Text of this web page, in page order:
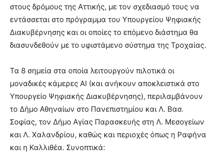
στους δρόμους της Αττικής, με τον σχεδιασμό τους να
εντάσσεται στο πρόγραμμα του Υπουργείου Ψηφιακής
Διακυβέρνησης και οι οποίες το επόμενο διάστημα θα
διασυνδεθούν με το υφιστάμενο σύστημα της Τροχαίας.
Τα 8 σημεία στα οποία λειτουργούν πιλοτικά οι
μοναδικές κάμερες AI (και ανήκουν αποκλειστικά στο
Υπουργείο Ψηφιακής Διακυβέρνησης), περιλαμβάνουν
το Δήμο Αθηναίων στο Πανεπιστημίου και Λ. Βασ.
Σοφίας, τον Δήμο Αγίας Παρασκευής στη Λ. Μεσογείων
και Λ. Χαλανδρίου, καθώς και περιοχές όπως η Ραφήνα
και η Καλλιθέα. Συνοπτικά: